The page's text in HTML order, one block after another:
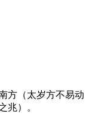
方（太岁方不易动
兆）。